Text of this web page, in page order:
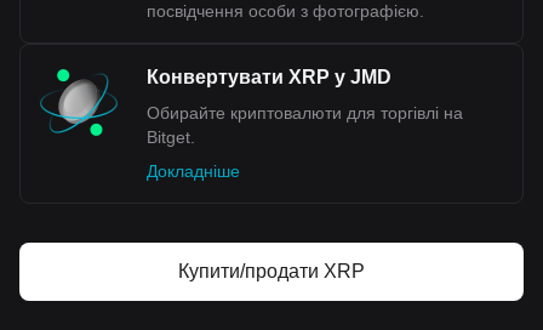
посвідчення особи з фотографією.
Конвертувати XRP у JMD
Обирайте криптовалюти для торгівлі на
Bitget.
Докладніше
Купити/продати XRP